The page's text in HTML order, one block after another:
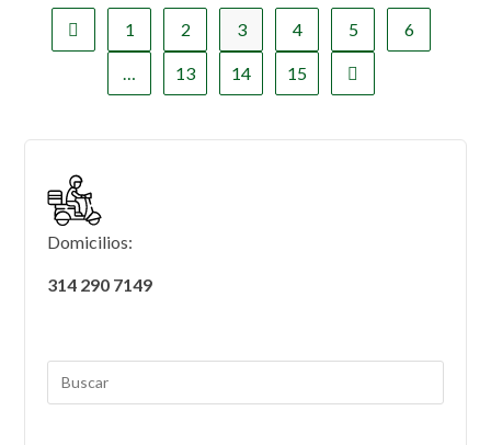
1 2 3 4 5 6
13 14 15
Domicilios:
314 290 7149